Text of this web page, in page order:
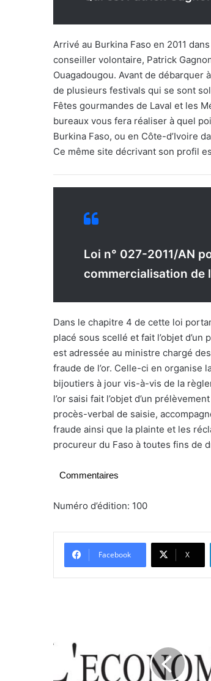
Arrivé au Burkina Faso en 2011
conseiller volontaire, Patrick
Ouagadougou. Avant de débarquer
de plusieurs festivals qui se sont
Fêtes gourmandes de Laval et les
bureaux vous fera réaliser à quel
Burkina Faso, ou en Côte-d’Ivoire
Ce même site décrivant son profil
Loi n° 027-2011/AN
commercialisation de
Dans le chapitre 4 de cette loi
placé sous scellé et fait l’objet
est adressée au ministre chargé
fraude de l’or. Celle-ci en organise
bijoutiers à jour vis-à-vis de la
l’or saisi fait l’objet d’un
procès-verbal de saisie,
fraude ainsi que la plainte et les
procureur du Faso à toutes fins de
Commentaires
Numéro d’édition: 100
Facebook X
t